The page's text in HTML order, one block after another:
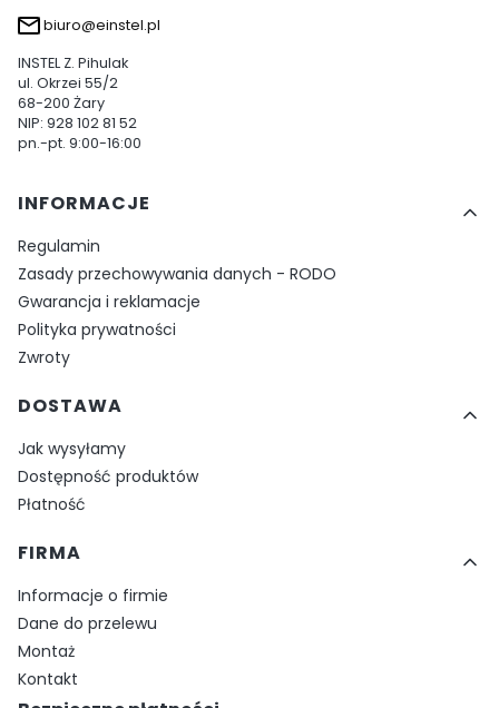
biuro@einstel.pl
INSTEL Z. Pihulak
ul. Okrzei 55/2
68-200 Żary
NIP: 928 102 81 52
pn.-pt. 9:00-16:00
Linki w stopce
INFORMACJE
Regulamin
Zasady przechowywania danych - RODO
Gwarancja i reklamacje
Polityka prywatności
Zwroty
DOSTAWA
Jak wysyłamy
Dostępność produktów
Płatność
FIRMA
Informacje o firmie
Dane do przelewu
Montaż
Kontakt